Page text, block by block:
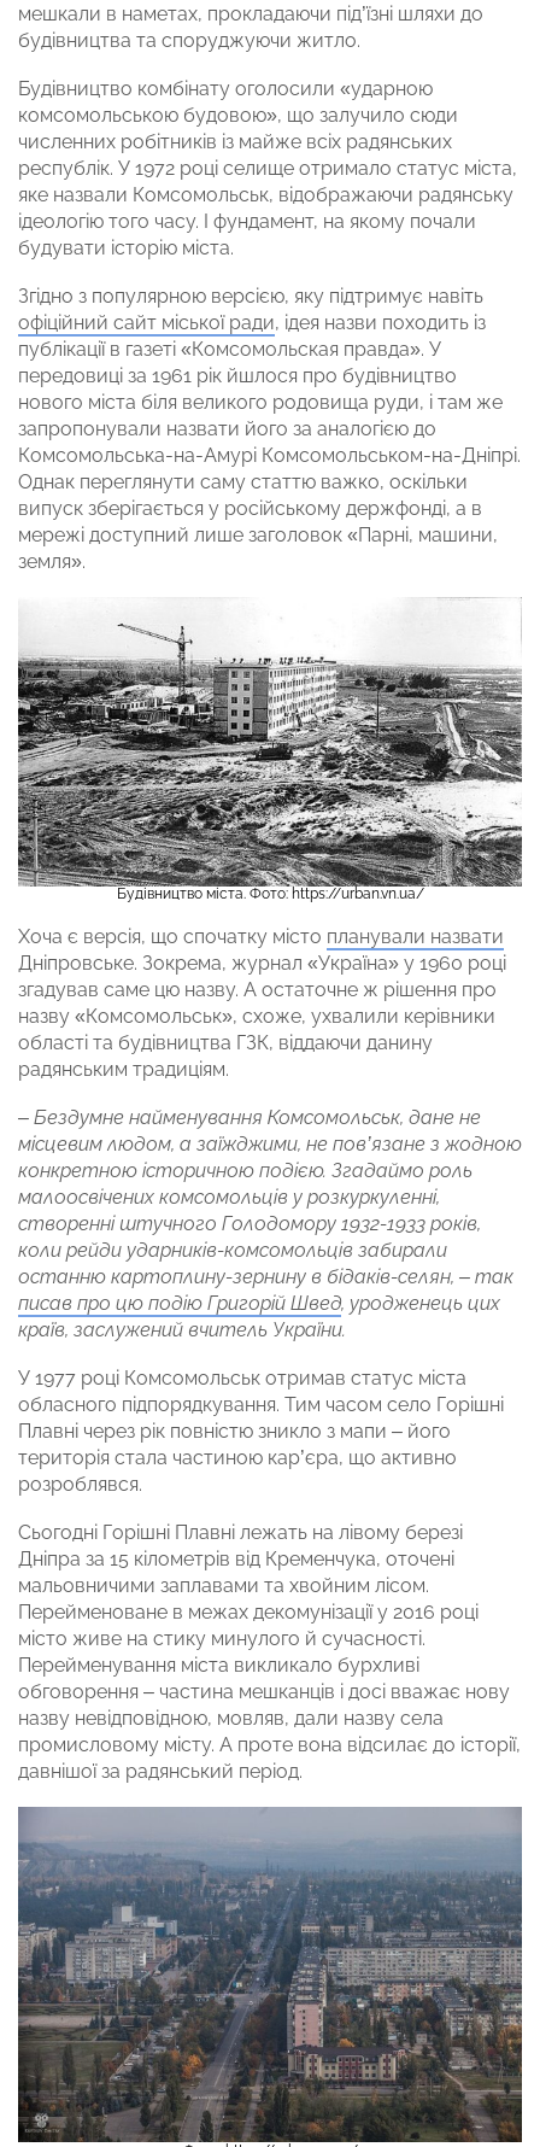
мешкали в наметах, прокладаючи під’їзні шляхи до
будівництва та споруджуючи житло.
Будівництво комбінату оголосили «ударною
комсомольською будовою», що залучило сюди
численних робітників із майже всіх радянських
республік. У 1972 році селище отримало статус міста,
яке назвали Комсомольськ, відображаючи радянську
ідеологію того часу. І фундамент, на якому почали
будувати історію міста.
Згідно з популярною версією, яку підтримує навіть
офіційний сайт міської ради, ідея назви походить із
публікації в газеті «Комсомольская правда». У
передовиці за 1961 рік йшлося про будівництво
нового міста біля великого родовища руди, і там же
запропонували назвати його за аналогією до
Комсомольська-на-Амурі Комсомольськом-на-Дніпрі.
Однак переглянути саму статтю важко, оскільки
випуск зберігається у російському держфонді, а в
мережі доступний лише заголовок «Парні, машини,
земля».
Будівництво міста. Фото: https://urban.vn.ua/
Хоча є версія, що спочатку місто планували назвати
Дніпровське. Зокрема, журнал «Україна» у 1960 році
згадував саме цю назву. А остаточне ж рішення про
назву «Комсомольськ», схоже, ухвалили керівники
області та будівництва ГЗК, віддаючи данину
радянським традиціям.
– Бездумне найменування Комсомольськ, дане не
місцевим людом, а заїжджими, не пов’язане з жодною
конкретною історичною подією. Згадаймо роль
малоосвічених комсомольців у розкуркуленні,
створенні штучного Голодомору 1932-1933 років,
коли рейди ударників-комсомольців забирали
останню картоплину-зернину в бідаків-селян, – так
писав про цю подію Григорій Швед, уродженець цих
країв, заслужений вчитель України.
У 1977 році Комсомольськ отримав статус міста
обласного підпорядкування. Тим часом село Горішні
Плавні через рік повністю зникло з мапи – його
територія стала частиною кар’єра, що активно
розроблявся.
Сьогодні Горішні Плавні лежать на лівому березі
Дніпра за 15 кілометрів від Кременчука, оточені
мальовничими заплавами та хвойним лісом.
Перейменоване в межах декомунізації у 2016 році
місто живе на стику минулого й сучасності.
Перейменування міста викликало бурхливі
обговорення – частина мешканців і досі вважає нову
назву невідповідною, мовляв, дали назву села
промисловому місту. А проте вона відсилає до історії,
давнішої за радянський період.